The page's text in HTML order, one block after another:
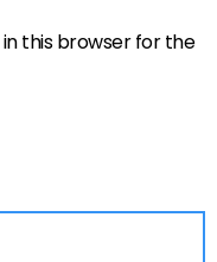
this browser for the